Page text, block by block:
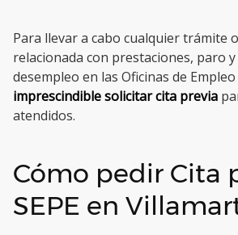
Para llevar a cabo cualquier trámite
relacionada con prestaciones, paro
desempleo en las Oficinas de
imprescindible solicitar cita previa
atendidos.
Cómo pedir Cita
SEPE en